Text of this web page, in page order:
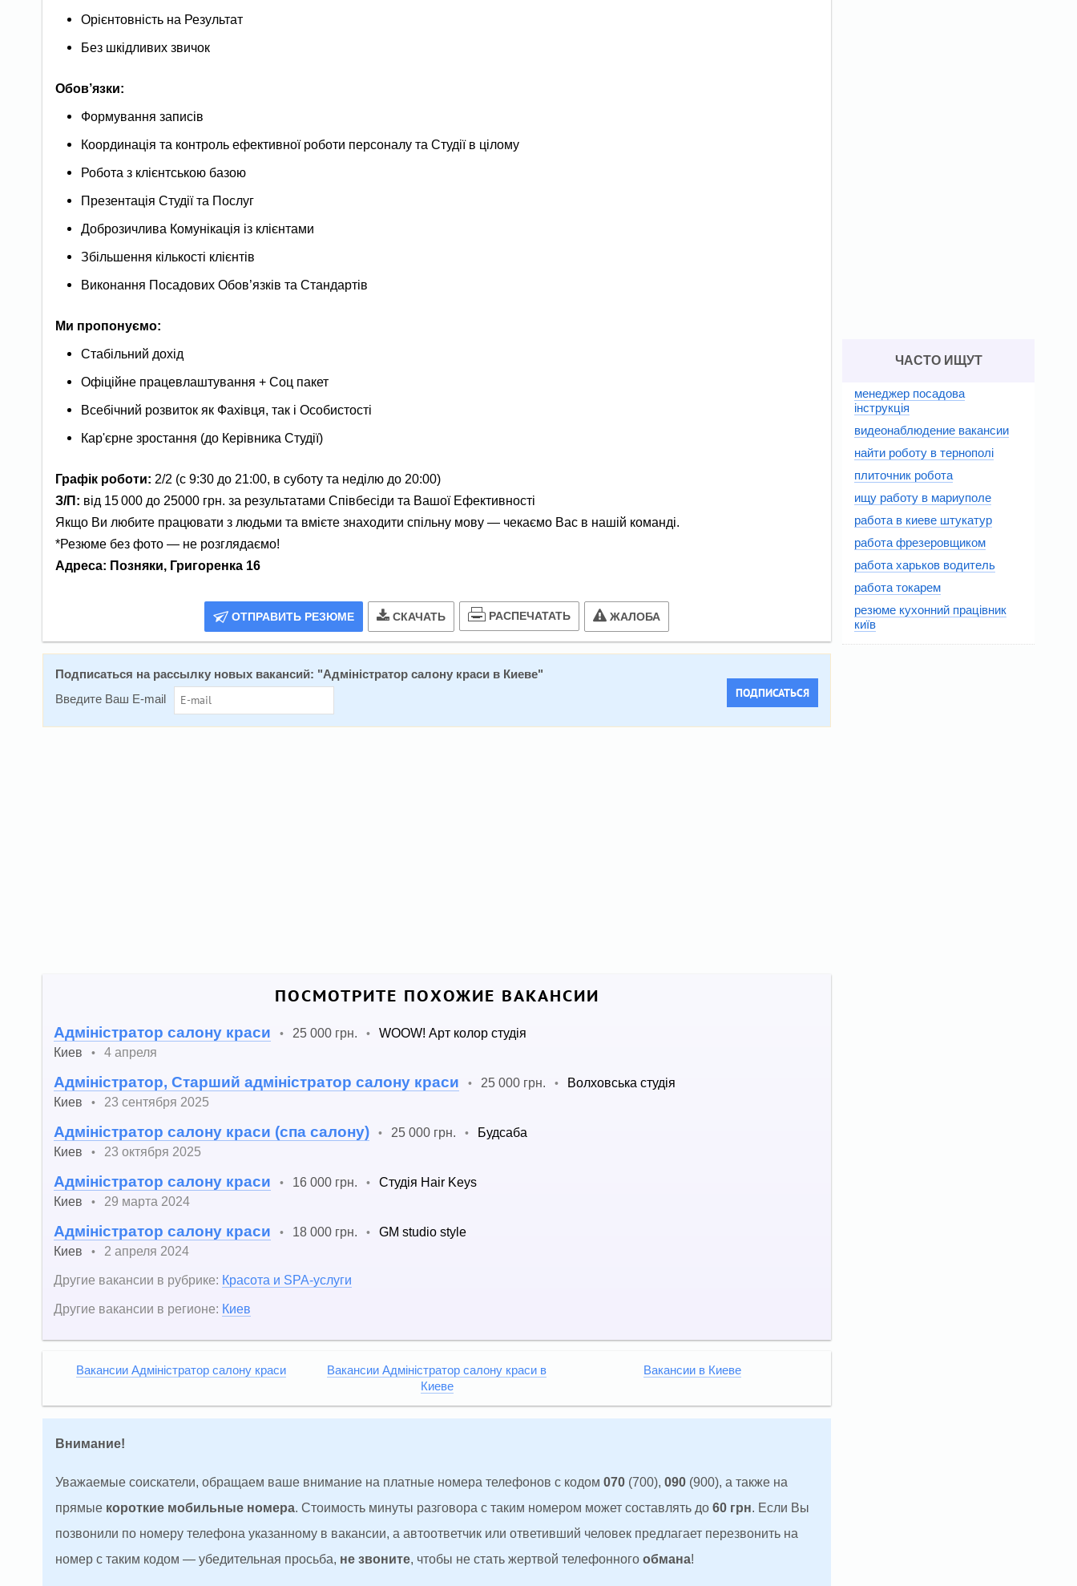
Орієнтовність на Результат
Без шкідливих звичок
Обов’язки:
Формування записів
Координація та контроль ефективної роботи персоналу та Студії в цілому
Робота з клієнтською базою
Презентація Студії та Послуг
Доброзичлива Комунікація із клієнтами
Збільшення кількості клієнтів
Виконання Посадових Обов’язків та Стандартів
Ми пропонуємо:
Стабільний дохід
Офіційне працевлаштування + Соц пакет
Всебічний розвиток як Фахівця, так і Особистості
Кар'єрне зростання (до Керівника Студії)
Графік роботи: 2/2 (с 9:30 до 21:00, в суботу та неділю до 20:00)
З/П: від 15 000 до 25000 грн. за результатами Співбесіди та Вашої Ефективності
Якщо Ви любите працювати з людьми та вмієте знаходити спільну мову — чекаємо Вас в нашій команді.
*Резюме без фото — не розглядаємо!
Адреса: Позняки, Григоренка 16
ОТПРАВИТЬ РЕЗЮМЕ СКАЧАТЬ РАСПЕЧАТАТЬ ЖАЛОБА
Подписаться на расcылку новых вакансий: "Адміністратор салону краси в Киеве"
Введите Ваш E-mail
ПОДПИСАТЬСЯ
ПОСМОТРИТЕ ПОХОЖИЕ ВАКАНСИИ
Адміністратор салону краси • 25 000 грн. •
WOOW! Арт колор студія
Киев
• 4 апреля
Адміністратор, Старший адміністратор салону краси • 25 000 грн. •
Волховська студія
Киев
• 23 сентября 2025
Адміністратор салону краси (спа салону) • 25 000 грн. •
Будсаба
Киев
• 23 октября 2025
Адміністратор салону краси • 16 000 грн. •
Студія Hair Keys
Киев
• 29 марта 2024
Адміністратор салону краси • 18 000 грн. •
GM studio style
Киев
•
2 апреля 2024
Другие вакансии в рубрике: Красота и SPA-услуги
Другие вакансии в регионе: Киев
Вакансии Адміністратор салону краси
Вакансии Адміністратор салону краси в
Киеве
Вакансии в Киеве
Внимание!
Уважаемые соискатели, обращаем ваше внимание на платные номера телефонов с кодом 070 (700), 090 (900), а также на
прямые короткие мобильные номера. Стоимость минуты разговора с таким номером может составлять до 60 грн. Если Вы
позвонили по номеру телефона указанному в вакансии, а автоответчик или ответивший человек предлагает перезвонить на
номер с таким кодом — убедительная просьба, не звоните, чтобы не стать жертвой телефонного обмана!
ЧАСТО ИЩУТ
менеджер посадова
інструкція
видеонаблюдение вакансии
найти роботу в тернополі
плиточник робота
ищу работу в мариуполе
работа в киеве штукатур
работа фрезеровщиком
работа харьков водитель
работа токарем
резюме кухонний працівник
київ